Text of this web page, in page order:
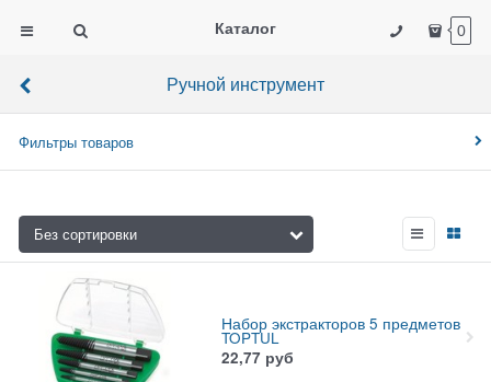
Каталог 0
Ручной инструмент
Фильтры товаров
Набор экстракторов 5 предметов
TOPTUL
22,77 руб